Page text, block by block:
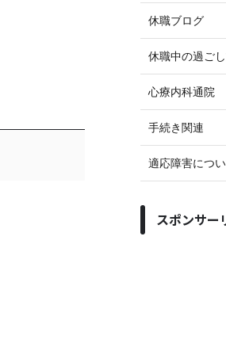
休職ブログ
休職中の過ご
心療内科通院
手続き関連
適応障害につ
スポンサー